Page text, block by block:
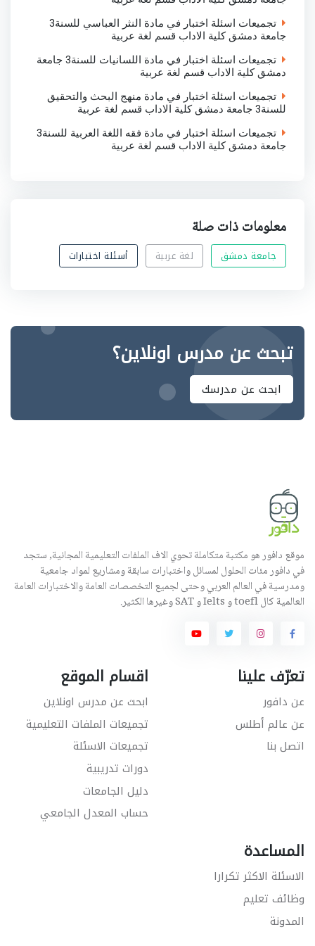
تجميعات اسئلة اختبار في مادة النثر العباسي للسنة3
جامعة دمشق كلية الاداب قسم لغة عربية
تجميعات اسئلة اختبار في مادة اللسانيات للسنة3 جامعة
دمشق كلية الاداب قسم لغة عربية
تجميعات اسئلة اختبار في مادة منهج البحث والتحقيق
للسنة3 جامعة دمشق كلية الاداب قسم لغة عربية
تجميعات اسئلة اختبار في مادة فقه اللغة العربية للسنة3
جامعة دمشق كلية الاداب قسم لغة عربية
معلومات ذات صلة
جامعة دمشق لغة عربية أسئلة اختبارات
تبحث عن مدرس اونلاين؟
ابحث عن مدرسك
موقع دافور هو مكتبة متكاملة تحوي الاف الملفات التعليمية المجانية, ستجد
في دافور مئات الحلول لمسائل واختبارات سابقة ومشاريع لمواد جامعية
ومدرسية في العالم العربي وحتى لجميع التخصصات العامة والاختبارات العامة
العالمية كال toefl و Ielts و SAT وغيرها الكثير.
تعرّف علينا
عن دافور
عن عالم أطلس
اتصل بنا
اقسام الموقع
ابحث عن مدرس اونلاين
تجميعات الملفات التعليمية
تجميعات الاسئلة
دورات تدريبية
دليل الجامعات
حساب المعدل الجامعي
المساعدة
الاسئلة الاكثر تكرارا
وظائف تعليم
المدونة